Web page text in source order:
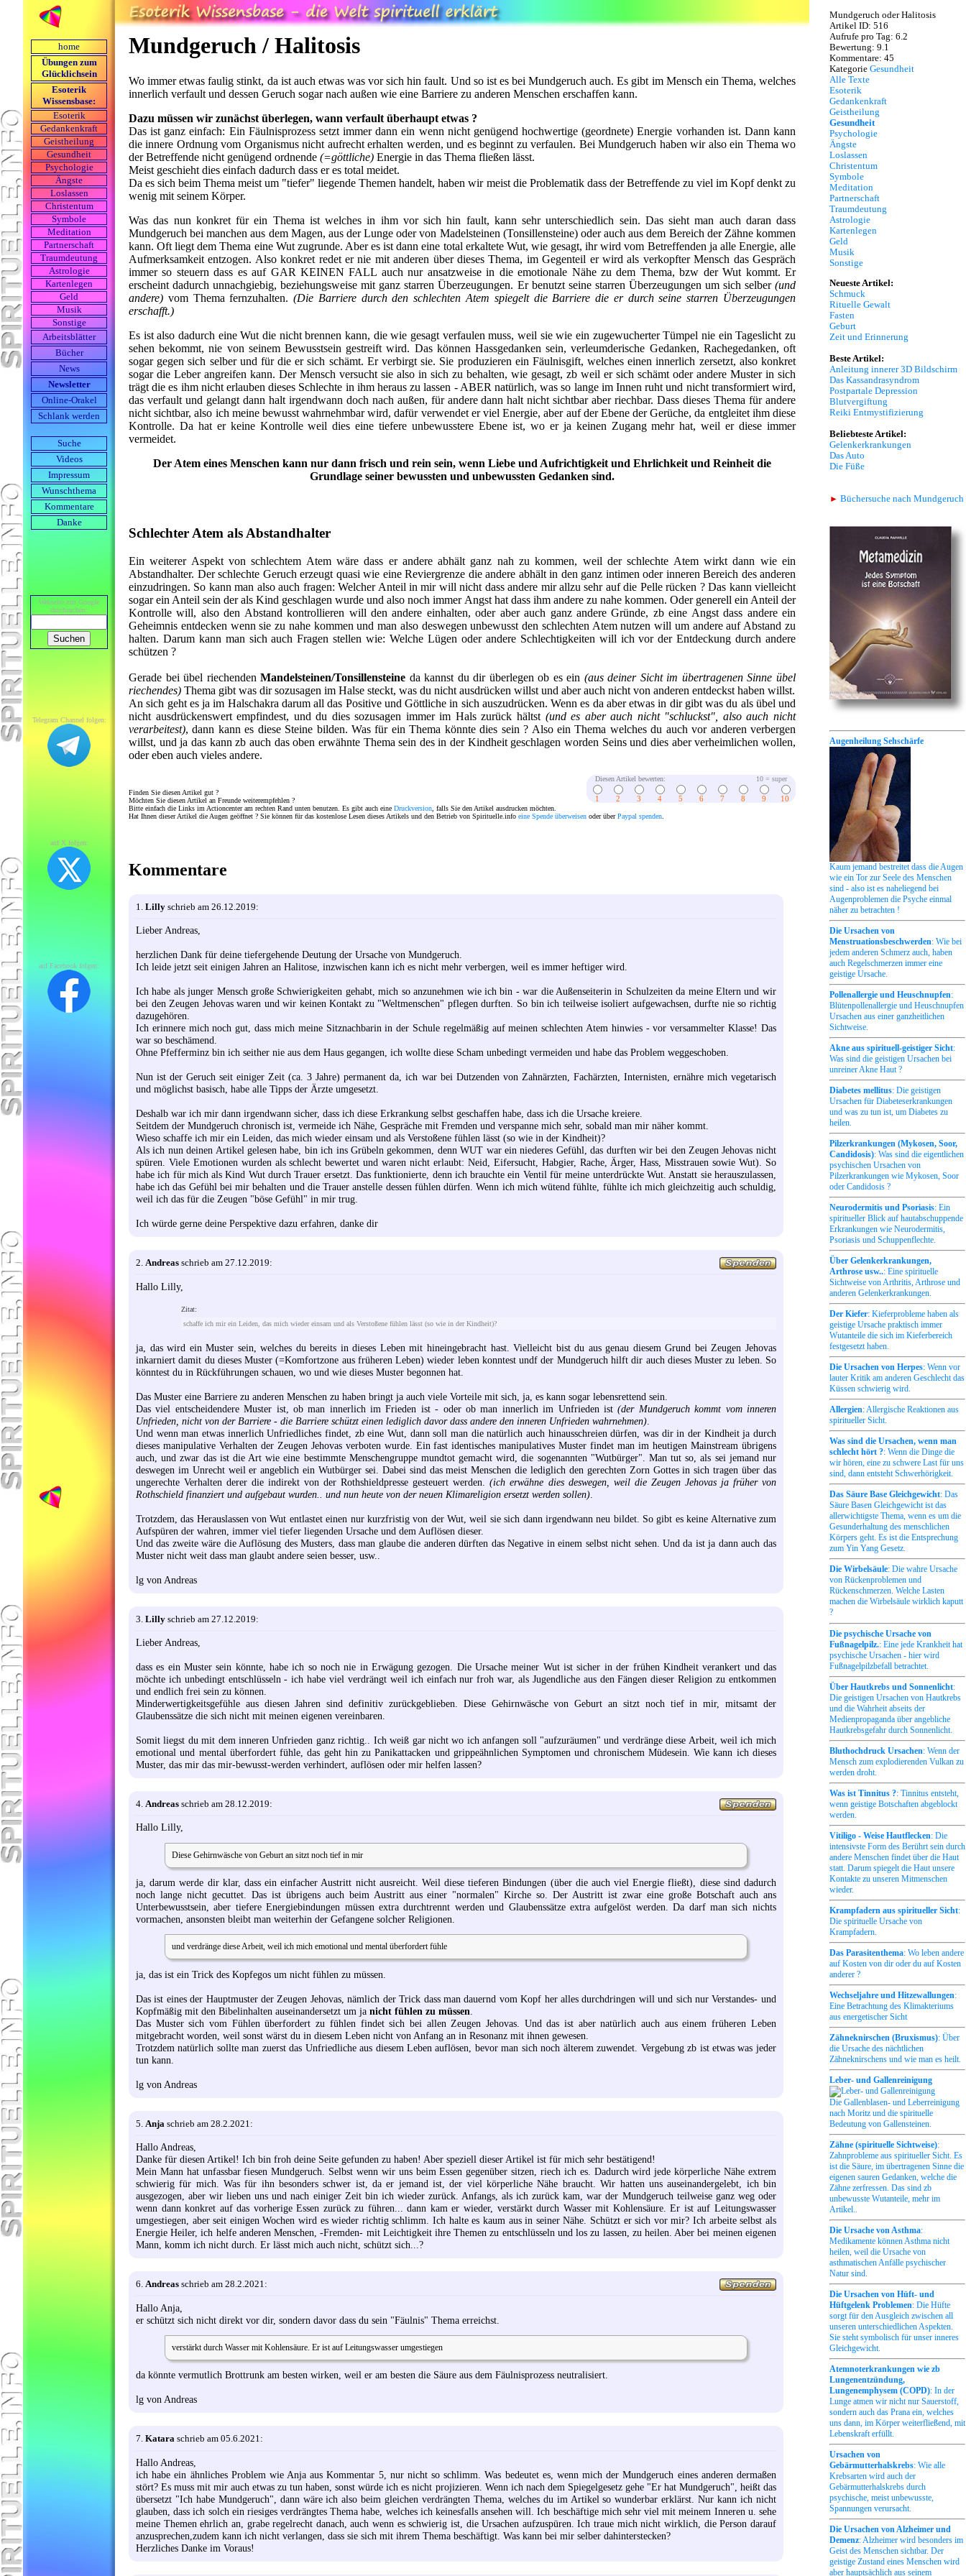
home
Übungen zum
Glücklichsein
Esoterik
Wissensbase:
Esoterik
Gedankenkraft
Geistheilung
Gesundheit
Psychologie
Ängste
Loslassen
Christentum
Symbole
Meditation
Partnerschaft
Traumdeutung
Astrologie
Kartenlegen
Geld
Musik
Sonstige
Arbeits­blätter
Bücher
News
Newsletter
Online-Orakel
Schlank werden
Suche
Videos
Impressum
Wunschthema
Kommentare
Danke
Webseite mit Google
durch­suchen:
Telegram Channel folgen:
auf X folgen:
auf Facebook folgen:
Mundgeruch / Halitosis
Wo immer etwas faulig stinkt, da ist auch etwas was vor sich hin fault. Und so ist es bei Mundgeruch auch. Es gibt im Mensch ein Thema, welches
innerlich verfault und dessen Geruch sogar nach außen wie eine Barriere zu anderen Menschen erschaffen kann.
Dazu müssen wir zunächst überlegen, wann verfault überhaupt etwas ?
Das ist ganz einfach: Ein Fäulnisprozess setzt immer dann ein wenn nicht genügend hochwertige (geordnete) Energie vorhanden ist. Dann kann
die innere Ordnung vom Organismus nicht aufrecht erhalten werden, und es beginnt zu verfaulen. Bei Mundgeruch haben wir also ein Thema wo
der Betreffende nicht genügend ordnende (=göttliche) Energie in das Thema fließen lässt.
Meist geschieht dies einfach dadurch dass er es total meidet.
Da es sich beim Thema meist um "tiefer" liegende Themen handelt, haben wir meist die Problematik dass der Betreffende zu viel im Kopf denkt zu
wenig mit seinem Körper.
Was das nun konkret für ein Thema ist welches in ihm vor sich hin fault, kann sehr unterschiedlich sein. Das sieht man auch daran dass
Mundgeruch bei manchen aus dem Magen, aus der Lunge oder von Madelsteinen (Tonsillensteine) oder auch aus dem Bereich der Zähne kommen
kann. Oft liegt dem Thema eine Wut zugrunde. Aber es ist dann eine total erkaltete Wut, wie gesagt, ihr wird vom Betreffenden ja alle Energie, alle
Aufmerksamkeit entzogen. Also konkret redet er nie mit anderen über dieses Thema, im Gegenteil er wird als verkopfter Mensch das Gespräch
immer so steuern dass es auf GAR KEINEN FALL auch nur ansatzweise in die emotionale Nähe zu dem Thema, bzw der Wut kommt. Er
erscheint dadurch unnachgiebig, beziehungsweise mit ganz starren Überzeugungen. Er benutzt seine starren Überzeugungen um sich selber (und
andere) vom Thema fernzuhalten.(Die Barriere durch den schlechten Atem spiegelt die Barriere die er durch seine starren Überzeugungen
erschafft.)
Es ist also dadurch eine Wut die nicht brennen kann, die wie gesagt verfaulen muss, weil sie wie ein zugewucherter Tümpel nie ein Tageslicht zu
sehen bekommt, nie von seinem Bewusstsein gestreift wird. Das können Hassgedanken sein, verleumderische Gedanken, Rachegedanken, oft
sogar gegen sich selber und für die er sich schämt. Er verbirgt sie. Sie produzieren ein Fäulnisgift, welches einen innerlich zersetzt, also konkret
sogar die Leber angreifen kann. Der Mensch versucht sie also in sich zu behalten, wie gesagt, zb weil er sich schämt oder andere Muster in sich
trägt die es ihm nicht erlauben dieses Schlechte in ihm heraus zu lassen - ABER natürlich, was so lange im Innen ruht und nicht transformiert wird,
das verfault und gelangt dann halt irgendwann doch nach außen, für andere dann halt nicht sichtbar aber riechbar. Dass dieses Thema für andere
nicht sichtbar, also ich meine bewusst wahrnehmbar wird, dafür verwendet er viel Energie, aber auf der Ebene der Gerüche, da entgleitet ihm diese
Kontrolle. Da hat er keine Kontrolle weil dies eine tiefere unbewusstere Ebene ist, wo er ja keinen Zugang mehr hat, weil er diese immer
vermeidet.
Der Atem eines Menschen kann nur dann frisch und rein sein, wenn Liebe und Aufrichtigkeit und Ehrlichkeit und Reinheit die
Grundlage seiner bewussten und unbewussten Gedanken sind.
Schlechter Atem als Abstandhalter
Ein weiterer Aspekt von schlechtem Atem wäre dass er andere abhält ganz nah zu kommen, weil der schlechte Atem wirkt dann wie ein
Abstandhalter. Der schlechte Geruch erzeugt quasi wie eine Reviergrenze die andere abhält in den ganz intimen oder inneren Bereich des anderen
einzudringen. So kann man also auch fragen: Welcher Anteil in mir will nicht dass andere mir allzu sehr auf die Pelle rücken ? Das kann vielleicht
sogar ein Anteil sein der als Kind geschlagen wurde und also noch immer Angst hat dass ihm andere zu nahe kommen. Oder generell ein Anteil der
Kontrolle will, also den Abstand kontrollieren will den andere einhalten, oder aber auch ganz andere Gründe, zb eine Angst dass andere ein
Geheimnis entdecken wenn sie zu nahe kommen und man also deswegen unbewusst den schlechten Atem nutzen will um andere auf Abstand zu
halten. Darum kann man sich auch Fragen stellen wie: Welche Lügen oder andere Schlechtigkeiten will ich vor der Entdeckung durch andere
schützen ?
Gerade bei übel riechendenMandelsteinen/Tonsillensteine da kannst du dir überlegen ob es ein (aus deiner Sicht im übertragenen Sinne übel
riechendes) Thema gibt was dir sozusagen im Halse steckt, was du nicht ausdrücken willst und aber auch nicht von anderen entdeckst haben willst.
An sich geht es ja im Halschakra darum all das Positive und Göttliche in sich auszudrücken. Wenn es da aber etwas in dir gibt was du als übel und
nicht ausdrückenswert empfindest, und du dies sozusagen immer im Hals zurück hältst (und es aber auch nicht "schluckst", also auch nicht
verarbeitest), dann kann es diese Steine bilden. Was für ein Thema könnte dies sein ? Also ein Thema welches du auch vor anderen verbergen
willst, und ja das kann zb auch das oben erwähnte Thema sein des in der Kindheit geschlagen worden Seins und dies aber verheimlichen wollen,
oder eben auch vieles andere.
Diesen Artikel bewerten: 10 = super
1 2 3 4 5 6 7 8 9 10
Finden Sie diesen Artikel gut ?
Möchten Sie diesen Artikel an Freunde weiterempfehlen ?
Bitte einfach die Links im Actioncenter am rechten Rand unten benutzen. Es gibt auch eine Druckversion , falls Sie den Artikel ausdrucken möchten.
Hat Ihnen dieser Artikel die Augen geöffnet ? Sie können für das kostenlose Lesen dieses Artikels und den Betrieb von Spirituelle.info eine Spende überweisen oder überPaypal spenden
Kommentare
1. Lilly schrieb am 26.12.2019:
Lieber Andreas,
herzlichen Dank für deine tiefergehende Deutung der Ursache von Mundgeruch.
Ich leide jetzt seit einigen Jahren an Halitose, inzwischen kann ich es nicht mehr verbergen, weil es immer heftiger wird.
Ich habe als junger Mensch große Schwierigkeiten gehabt, mich so anzunehmen wie ich bin - war die Außenseiterin in Schulzeiten da meine Eltern und wir
bei den Zeugen Jehovas waren und wir keinen Kontakt zu "Weltmenschen" pflegen durften. So bin ich teilweise isoliert aufgewachsen, durfte nie so richtig
dazugehören.
Ich erinnere mich noch gut, dass mich meine Sitznachbarin in der Schule regelmäßig auf meinen schlechten Atem hinwies - vor versammelter Klasse! Das
war so beschämend.
Ohne Pfefferminz bin ich seither nie aus dem Haus gegangen, ich wollte diese Scham unbedingt vermeiden und habe das Problem weggeschoben.
Nun ist der Geruch seit einiger Zeit (ca. 3 Jahre) permanent da, ich war bei Dutzenden von Zahnärzten, Fachärzten, Internisten, ernähre mich vegetarisch
und möglichst basisch, habe alle Tipps der Ärzte umgesetzt.
Deshalb war ich mir dann irgendwann sicher, dass ich diese Erkrankung selbst geschaffen habe, dass ich die Ursache kreiere.
Seitdem der Mundgeruch chronisch ist, vermeide ich Nähe, Gespräche mit Fremden und verspanne mich sehr, sobald man mir näher kommt.
Wieso schaffe ich mir ein Leiden, das mich wieder einsam und als Verstoßene fühlen lässt (so wie in der Kindheit)?
Als ich nun deinen Artikel gelesen habe, bin ich ins Grübeln gekommen, denn WUT war ein niederes Gefühl, das durften wir bei den Zeugen Jehovas nicht
spüren. Viele Emotionen wurden als schlecht bewertet und waren nicht erlaubt: Neid, Eifersucht, Habgier, Rache, Ärger, Hass, Misstrauen sowie Wut). So
habe ich für mich als Kind Wut durch Trauer ersetzt. Das funktionierte, denn ich brauchte ein Ventil für meine unterdrückte Wut. Anstatt sie herauszulassen,
habe ich das Gefühl bei mir behalten und die Trauer anstelle dessen fühlen dürfen. Wenn ich mich wütend fühlte, fühlte ich mich gleichzeitig auch schuldig,
weil ich das für die Zeugen "böse Gefühl" in mir trug.
Ich würde gerne deine Perspektive dazu erfahren, danke dir
2. Andreas schrieb am 27.12.2019:
Hallo Lilly,
Zitat:
schaffe ich mir ein Leiden, das mich wieder einsam und als Verstoßene fühlen lässt (so wie in der Kindheit)?
ja, das wird ein Muster sein, welches du bereits in dieses Leben mit hineingebracht hast. Vielleicht bist du aus genau diesem Grund bei Zeugen Jehovas
inkarniert damit du dieses Muster (=Komfortzone aus früheren Leben) wieder leben konntest undf der Mundgeruch hilft dir auch dieses Muster zu leben. So
könntest du in Rückführungen schauen, wo und wie dieses Muster begonnen hat.
Das Muster eine Barriere zu anderen Menschen zu haben bringt ja auch viele Vorteile mit sich, ja, es kann sogar lebensrettend sein.
Das viel entscheidendere Muster ist, ob man innerlich im Frieden ist - oder ob man innerlich im Unfrieden ist(der Mundgeruch kommt vom inneren
Unfrieden, nicht von der Barriere - die Barriere schützt einen lediglich davor dass andere den inneren Unfrieden wahrnehmen)
Und wenn man etwas innerlich Unfriedliches findet, zb eine Wut, dann soll man die natürlich auch hinausschreien dürfen, was dir in der Kindheit ja durch
dieses manipulative Verhalten der Zeugen Jehovas verboten wurde. Ein fast identisches manipulatives Muster findet man im heutigen Mainstream übrigens
auch, und zwar das ist die Art wie eine bestimmte Menschengruppe mundtot gemacht wird, die sogenannten "Wutbürger". Man tut so, als sei jemand nur
deswegen im Unrecht weil er angeblich ein Wutbürger sei. Dabei sind das meist Menschen die lediglich den gerechten Zorn Gottes in sich tragen über das
ungerechte Verhalten derer die indirekt von der Rothshieldpresse gesteuert werden.(ich erwähne dies deswegen, weil die Zeugen Jehovas ja früher von
Rothschield finanziert und aufgebaut wurden.. und nun heute von der neuen Klimareligion ersetzt werden sollen)
Trotzdem, das Herauslassen von Wut entlastet einen nur kurzfristig von der Wut, weil sie sich dann irgendwann neu bildet. So gibt es keine Alternative zum
Aufspüren der wahren, immer viel tiefer liegenden Ursache und dem Auflösen dieser.
Und das zweite wäre die Auflösung des Musters, dass man glaube die anderen dürften das Negative in einem selbst nicht sehen. Und da ist ja dann auch das
Muster nicht weit dass man glaubt andere seien besser, usw..
lg von Andreas
3. Lilly schrieb am 27.12.2019:
Lieber Andreas,
dass es ein Muster sein könnte, habe ich so noch nie in Erwägung gezogen. Die Ursache meiner Wut ist sicher in der frühen Kindheit verankert und das
möchte ich unbedingt entschlüsseln - ich habe viel verdrängt weil ich einfach nur froh war, als Jugendliche aus den Fängen dieser Religion zu entkommen
und endlich frei sein zu können.
Minderwertigkeitsgefühle aus diesen Jahren sind definitiv zurückgeblieben. Diese Gehirnwäsche von Geburt an sitzt noch tief in mir, mitsamt der
Glaubenssätze die sich nicht mit meinen eigenen vereinbaren.
Somit liegst du mit dem inneren Unfrieden ganz richtig.. Ich weiß gar nicht wo ich anfangen soll "aufzuräumen" und verdränge diese Arbeit, weil ich mich
emotional und mental überfordert fühle, das geht hin zu Panikattacken und grippeähnlichen Symptomen und chronischem Müdesein. Wie kann ich dieses
Muster, das mir das mir-bewusst-werden verhindert, auflösen oder mir helfen lassen?
4. Andreas schrieb am 28.12.2019:
Hallo Lilly,
Diese Gehirnwäsche von Geburt an sitzt noch tief in mir
ja, darum werde dir klar, dass ein einfacher Austritt nicht ausreicht. Weil diese tieferen Bindungen (über die auch viel Energie fließt), diese sind dadurch
noch lange nicht gecuttet. Das ist übrigens auch beim Austritt aus einer "normalen" Kirche so. Der Austritt ist zwar eine große Botschaft auch ans
Unterbewusstsein, aber tiefere Energiebindungen müssen extra durchtrennt werden und Glaubenssätze extra aufgelöst werden. Da darf man sich nichts
vormachen, ansonsten bleibt man weiterhin der Gefangene solcher Religionen.
und verdränge diese Arbeit, weil ich mich emotional und mental überfordert fühle
ja, das ist ein Trick des Kopfegos um nicht fühlen zu müssen.
Das ist eines der Hauptmuster der Zeugen Jehovas, nämlich der Trick dass man dauernd vom Kopf her alles durchdringen will und sich nur Verstandes- und
Kopfmäßig mit den Bibelinhalten auseinandersetzt um ja nicht fühlen zu müssen
Das Muster sich vom Fühlen überfordert zu fühlen findet sich bei allen Zeugen Jehovas. Und das ist aber natürlich auch aus einem früheren Leben
mitgebracht worden, weil sonst wärst du in diesem Leben nicht von Anfang an in Resonanz mit ihnen gewesen.
Trotzdem natürlich sollte man zuerst das Unfriedliche aus diesem Leben auflösen, bevor man sich noch älterem zuwendet. Vergebung zb ist etwas was jeder
tun kann.
lg von Andreas
5. Anja schrieb am 28.2.2021:
Hallo Andreas,
Danke für diesen Artikel! Ich bin froh deine Seite gefunden zu haben! Aber speziell dieser Artikel ist für mich sehr bestätigend!
Mein Mann hat unfassbar fiesen Mundgeruch. Selbst wenn wir uns beim Essen gegenüber sitzen, riech ich es. Dadurch wird jede körperliche Nähe extrem
schwierig für mich. Was für ihn besonders schwer ist, da er jemand ist, der viel körperliche Nähe braucht. Wir hatten uns auseinandergelebt, ich bin
ausgezogen, aber wir lieben uns und nach einiger Zeit bin ich wieder zurück. Anfangs, als ich zurück kam, war der Mundgeruch teilweise ganz weg oder
wenn dann konkret auf das vorherige Essen zurück zu führen... dann kam er wieder, verstärkt durch Wasser mit Kohlensäure. Er ist auf Leitungswasser
umgestiegen, aber seit einigen Wochen wird es wieder richtig schlimm. Ich halte es kaum aus in seiner Nähe. Schützt er sich vor mir? Ich arbeite selbst als
Energie Heiler, ich helfe anderen Menschen, -Fremden- mit Leichtigkeit ihre Themen zu entschlüsseln und los zu lassen, zu heilen. Aber bei meinen eigenen
Mann, komm ich nicht durch. Er lässt mich auch nicht, schützt sich...?
6. Andreas schrieb am 28.2.2021:
Hallo Anja,
er schützt sich nicht direkt vor dir, sondern davor dass du sein "Fäulnis" Thema erreichst.
verstärkt durch Wasser mit Kohlensäure. Er ist auf Leitungswasser umgestiegen
da könnte vermutlich Brottrunk am besten wirken, weil er am besten die Säure aus dem Fäulnisprozess neutralisiert.
lg von Andreas
7. Katara schrieb am 05.6.2021:
Hallo Andreas,
ich habe ein ähnliches Problem wie Anja aus Kommentar 5, nur nicht so schlimm. Was bedeutet es, wenn mich der Mundgeruch eines anderen dermaßen
stört? Es muss mit mir auch etwas zu tun haben, sonst würde ich es nicht projizieren. Wenn ich nach dem Spiegelgesetz gehe "Er hat Mundgeruch", heißt das
übersetzt "Ich habe Mundgeruch", dann wäre ich also beim gleichen verdrängten Thema, welches du im Artikel so wunderbar erklärst. Nur kann ich nicht
glauben, dass ich solch ein riesiges verdrängtes Thema habe, welches ich keinesfalls ansehen will. Ich beschäftige mich sehr viel mit meinem Inneren u. sehe
meine Themen ehrlich an, grabe regelrecht danach, auch wenn es schwierig ist, die Ursachen aufzuspüren. Ich traue mich nicht wirklich, die Person darauf
anzusprechen,zudem kann ich nicht verlangen, dass sie sich mit ihrem Thema beschäftigt. Was kann bei mir selber dahinterstecken?
Herzliches Danke im Voraus!
Mundgeruch oder Halitosis
Artikel ID: 516
Aufrufe pro Tag: 6.2
Bewertung: 9.1
Kommentare: 45
Kategorie Gesundheit
Alle Texte
Esoterik
Gedankenkraft
Geistheilung
Gesundheit
Psychologie
Ängste
Loslassen
Christentum
Symbole
Meditation
Partnerschaft
Traumdeutung
Astrologie
Kartenlegen
Geld
Musik
Sonstige
Neueste Artikel:
Schmuck
Rituelle Gewalt
Fasten
Geburt
Zeit und Erinnerung
Beste Artikel:
Anleitung innerer 3D Bildschirm
Das Kassandrasyndrom
Postpartale Depression
Blutvergiftung
Reiki Entmystifizierung
Beliebteste Artikel:
Gelenkerkrankungen
Das Auto
Die Füße
► Büchersuche nach Mundgeruch
Augenheilung Sehschärfe
Kaum jemand bestreitet dass die Augen
wie ein Tor zur Seele des Menschen
sind - also ist es naheliegend bei
Augenproblemen die Psyche einmal
näher zu betrachten !
Die Ursachen von
Menstruationsbeschwerden: Wie bei
jedem anderen Schmerz auch, haben
auch Regelschmerzen immer eine
geistige Ursache.
Pollenallergie und Heuschnupfen:
Blütenpollenallergie und Heuschnupfen
Ursachen aus einer ganzheitlichen
Sichtweise.
Akne aus spirituell-geistiger Sicht:
Was sind die geistigen Ursachen bei
unreiner Akne Haut ?
Diabetes mellitus: Die geistigen
Ursachen für Diabeteserkrankungen
und was zu tun ist, um Diabetes zu
heilen.
Pilzerkrankungen (Mykosen, Soor,
Candidosis): Was sind die eigentlichen
psychischen Ursachen von
Pilzerkrankungen wie Mykosen, Soor
oder Candidosis ?
Neurodermitis und Psoriasis: Ein
spiritueller Blick auf hautabschuppende
Erkrankungen wie Neurodermitis,
Psoriasis und Schuppenflechte.
Über Gelenkerkrankungen,
Arthrose usw..: Eine spirituelle
Sichtweise von Arthritis, Arthrose und
anderen Gelenkerkrankungen.
Der Kiefer: Kieferprobleme haben als
geistige Ursache praktisch immer
Wutanteile die sich im Kieferbereich
festgesetzt haben.
Die Ursachen von Herpes: Wenn vor
lauter Kritik am anderen Geschlecht das
Küssen schwierig wird.
Allergien: Allergische Reaktionen aus
spiritueller Sicht.
Was sind die Ursachen, wenn man
schlecht hört ?: Wenn die Dinge die
wir hören, eine zu schwere Last für uns
sind, dann entsteht Schwerhörigkeit.
Das Säure Base Gleichgewicht: Das
Säure Basen Gleichgewicht ist das
allerwichtigste Thema, wenn es um die
Gesunderhaltung des menschlichen
Körpers geht. Es ist die Entsprechung
zum Yin Yang Gesetz.
Die Wirbelsäule: Die wahre Ursache
von Rückenproblemen und
Rückenschmerzen. Welche Lasten
machen die Wirbelsäule wirklich kaputt
?
Die psychische Ursache von
Fußnagelpilz.: Eine jede Krankheit hat
psychische Ursachen - hier wird
Fußnagelpilzbefall betrachtet.
Über Hautkrebs und Sonnenlicht:
Die geistigen Ursachen von Hautkrebs
und die Wahrheit abseits der
Medienpropaganda über angebliche
Hautkrebsgefahr durch Sonnenlicht.
Bluthochdruck Ursachen: Wenn der
Mensch zum explodierenden Vulkan zu
werden droht.
Was ist Tinnitus ?: Tinnitus entsteht,
wenn geistige Botschaften abgeblockt
werden.
Vitiligo - Weise Hautflecken: Die
intensivste Form des Berührt sein durch
andere Menschen findet über die Haut
statt. Darum spiegelt die Haut unsere
Kontakte zu unseren Mitmenschen
wieder.
Krampfadern aus spiritueller Sicht:
Die spirituelle Ursache von
Krampfadern.
Das Parasitenthema: Wo leben andere
auf Kosten von dir oder du auf Kosten
anderer ?
Wechseljahre und Hitzewallungen:
Eine Betrachtung des Klimakteriums
aus energetischer Sicht
Zähneknirschen (Bruxismus): Über
die Ursache des nächtlichen
Zähneknirschens und wie man es heilt.
Leber- und Gallenreinigung
Die Gallenblasen- und Leberreinigung
nach Moritz und die spirituelle
Bedeutung von Gallensteinen.
Zähne (spirituelle Sichtweise):
Zahnprobleme aus spiritueller Sicht. Es
ist die Säure, im übertragenen Sinne die
eigenen sauren Gedanken, welche die
Zähne zerfressen. Das sind zb
unbewusste Wutanteile, mehr im
Artikel..
Die Ursache von Asthma:
Medikamente können Asthma nicht
heilen, weil die Ursache von
asthmatischen Anfälle psychischer
Natur sind.
Die Ursachen von Hüft- und
Hüftgelenk Problemen: Die Hüfte
sorgt für den Ausgleich zwischen all
unseren unterschiedlichen Aspekten.
Sie steht symbolisch für unser inneres
Gleichgewicht.
Atemnoterkrankungen wie zb
Lungenentzündung,
Lungenemphysem (COPD): In der
Lunge atmen wir nicht nur Sauerstoff,
sondern auch das Prana ein, welches
uns dann, im Körper weiterfließend, mit
Lebenskraft erfüllt.
Ursachen von
Gebärmutterhalskrebs: Wie alle
Krebsarten wird auch der
Gebärmutterhalskrebs durch
psychische, meist unbewusste,
Spannungen verursacht.
Die Ursachen von Alzheimer und
Demenz: Alzheimer wird besonders im
Geist des Menschen sichtbar. Der
geistige Zustand eines Menschen wird
aber hauptsächlich aus seinem